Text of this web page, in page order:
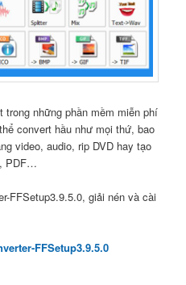
trong những phần mềm miễn phí
convert hầu như mọi thứ, bao
video, audio, rip DVD hay tạo
PDF…
FFSetup3.9.5.0, giải nén và cài
FFSetup3.9.5.0